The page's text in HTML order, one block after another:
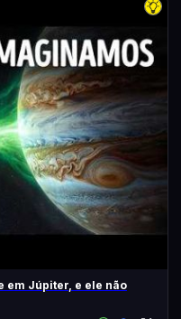
em Júpiter, e ele não